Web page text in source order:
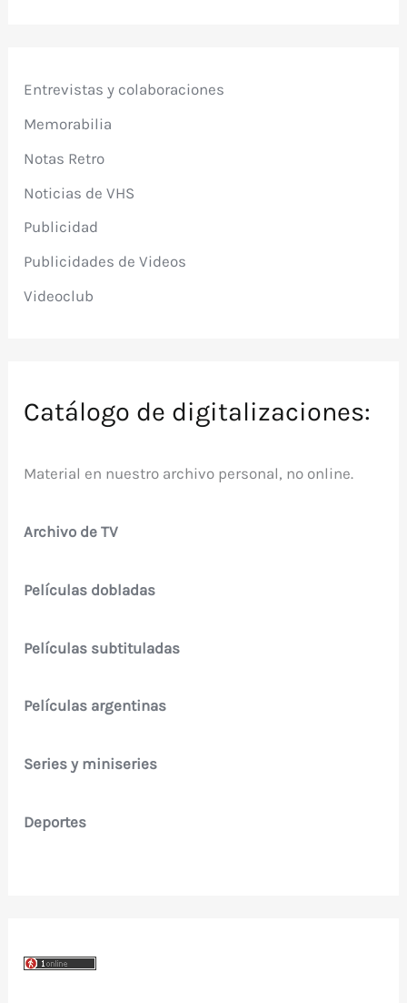
Entrevistas y colaboraciones
Memorabilia
Notas Retro
Noticias de VHS
Publicidad
Publicidades de Videos
Videoclub
Catálogo de digitalizaciones:
Material en nuestro archivo personal, no online.
Archivo de TV
Películas dobladas
Películas subtituladas
Películas argentinas
Series y miniseries
Deportes